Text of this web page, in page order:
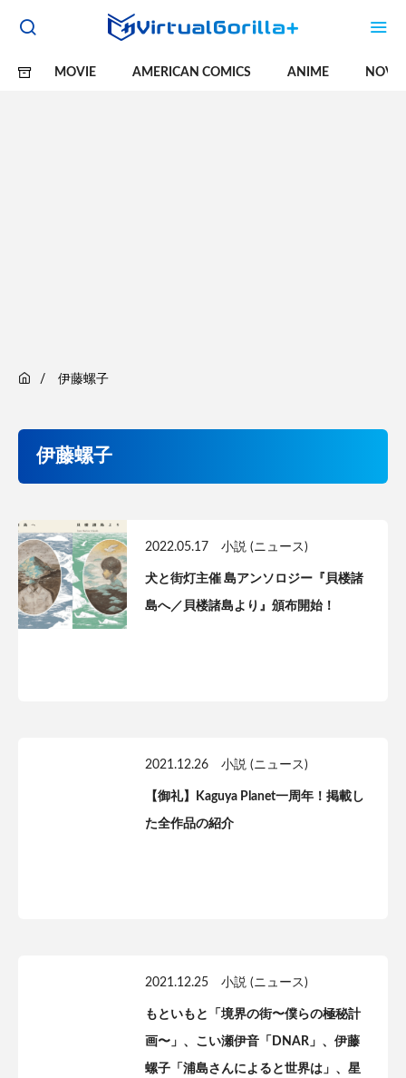
MOVIE AMERICAN COMICS ANIME
伊藤螺子
伊藤螺子
2022.05.17 小説 (ニュース)
犬と街灯主催 島アンソロジー『貝楼諸
島へ／貝楼諸島より』頒布開始！
2021.12.26 小説 (ニュース)
【御礼】Kaguya Planet一周年！掲載し
た全作品の紹介
2021.12.25 小説 (ニュース)
もといもと「境界の街〜僕らの極秘計
画〜」、こい瀬伊音「DNAR」、伊藤
螺子「浦島さんによると世界は」、星